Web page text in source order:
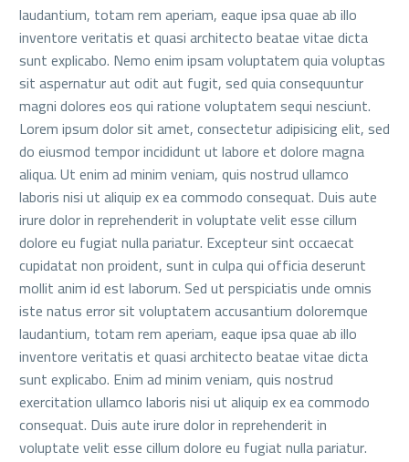
laudantium, totam rem aperiam, eaque ipsa quae ab illo
inventore veritatis et quasi architecto beatae vitae dicta
sunt explicabo. Nemo enim ipsam voluptatem quia voluptas
sit aspernatur aut odit aut fugit, sed quia consequuntur
magni dolores eos qui ratione voluptatem sequi nesciunt.
Lorem ipsum dolor sit amet, consectetur adipisicing elit, sed
do eiusmod tempor incididunt ut labore et dolore magna
aliqua. Ut enim ad minim veniam, quis nostrud ullamco
laboris nisi ut aliquip ex ea commodo consequat. Duis aute
irure dolor in reprehenderit in voluptate velit esse cillum
dolore eu fugiat nulla pariatur. Excepteur sint occaecat
cupidatat non proident, sunt in culpa qui officia deserunt
mollit anim id est laborum. Sed ut perspiciatis unde omnis
iste natus error sit voluptatem accusantium doloremque
laudantium, totam rem aperiam, eaque ipsa quae ab illo
inventore veritatis et quasi architecto beatae vitae dicta
sunt explicabo. Enim ad minim veniam, quis nostrud
exercitation ullamco laboris nisi ut aliquip ex ea commodo
consequat. Duis aute irure dolor in reprehenderit in
voluptate velit esse cillum dolore eu fugiat nulla pariatur.